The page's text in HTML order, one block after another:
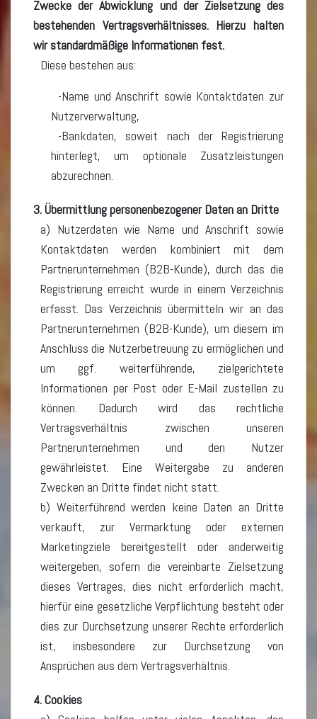
Zwecke der Abwicklung und der Zielsetzung des
bestehenden Vertragsverhältnisses. Hierzu halten
wir standardmäßige Informationen fest.
Diese bestehen aus:
Name und Anschrift sowie Kontaktdaten zur
Nutzerverwaltung,
Bankdaten, soweit nach der Registrierung
hinterlegt, um optionale Zusatzleistungen
abzurechnen.
3. Übermittlung personenbezogener Daten an Dritte
a) Nutzerdaten wie Name und Anschrift sowie
Kontaktdaten werden kombiniert mit dem
Partnerunternehmen (B2B-Kunde), durch das die
Registrierung erreicht wurde in einem Verzeichnis
erfasst. Das Verzeichnis übermitteln wir an das
Partnerunternehmen (B2B-Kunde), um diesem im
Anschluss die Nutzerbetreuung zu ermöglichen und
um ggf. weiterführende, zielgerichtete
Informationen per Post oder E-Mail zustellen zu
können. Dadurch wird das rechtliche
Vertragsverhältnis zwischen unseren
Partnerunternehmen und den Nutzer
gewährleistet. Eine Weitergabe zu anderen
Zwecken an Dritte findet nicht statt.
b) Weiterführend werden keine Daten an Dritte
verkauft, zur Vermarktung oder externen
Marketingziele bereitgestellt oder anderweitig
weitergeben, sofern die vereinbarte Zielsetzung
dieses Vertrages, dies nicht erforderlich macht,
hierfür eine gesetzliche Verpflichtung besteht oder
dies zur Durchsetzung unserer Rechte erforderlich
ist, insbesondere zur Durchsetzung von
Ansprüchen aus dem Vertragsverhältnis.
4. Cookies